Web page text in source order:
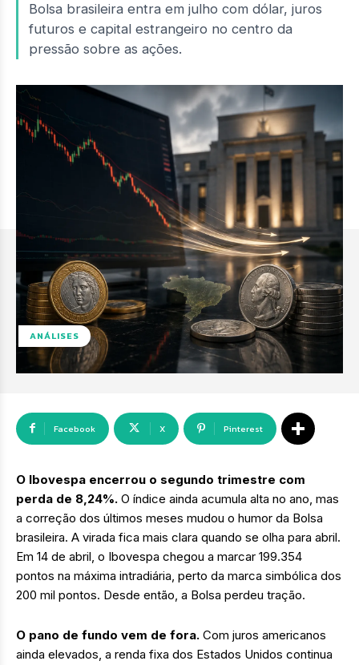
Bolsa brasileira entra em julho com dólar, juros
futuros e capital estrangeiro no centro da
pressão sobre as ações.
ANÁLISES
Facebook X Pinterest
O Ibovespa encerrou o segundo trimestre com
perda de 8,24%. O índice ainda acumula alta no ano, mas
a correção dos últimos meses mudou o humor da Bolsa
brasileira. A virada fica mais clara quando se olha para abril.
Em 14 de abril, o Ibovespa chegou a marcar 199.354
pontos na máxima intradiária, perto da marca simbólica dos
200 mil pontos. Desde então, a Bolsa perdeu tração.
O pano de fundo vem de fora. Com juros americanos
ainda elevados, a renda fixa dos Estados Unidos continua